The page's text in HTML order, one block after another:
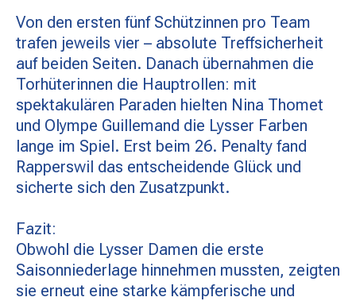
Von den ersten fünf Schützinnen pro Team
trafen jeweils vier – absolute Treffsicherheit
auf beiden Seiten. Danach übernahmen die
Torhüterinnen die Hauptrollen: mit
spektakulären Paraden hielten Nina Thomet
und Olympe Guillemand die Lysser Farben
lange im Spiel. Erst beim 26. Penalty fand
Rapperswil das entscheidende Glück und
sicherte sich den Zusatzpunkt.
Fazit:
Obwohl die Lysser Damen die erste
Saisonniederlage hinnehmen mussten, zeigten
sie erneut eine starke kämpferische und